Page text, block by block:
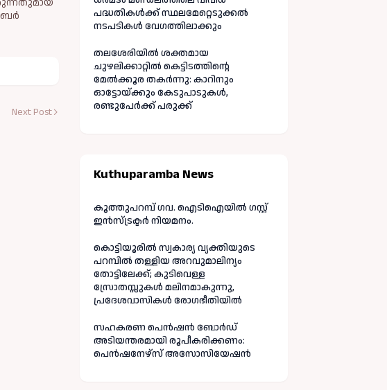
Next Post
പദ്ധതികൾക്ക് സ്ഥലമേറ്റെടുക്കൽ
നടപടികൾ വേഗത്തിലാക്കും
തലശേരിയിൽ ശക്തമായ
ചുഴലിക്കാറ്റിൽ കെട്ടിടത്തിന്റെ
മേൽക്കൂര തകർന്നു: കാറിനും
ഓട്ടോയ്ക്കും കേടുപാടുകൾ,
രണ്ടുപേർക്ക് പരുക്ക്
Kuthuparamba News
കൂത്തുപറമ്പ് ഗവ. ഐടിഐയിൽ ഗസ്റ്റ്
ഇൻസ്ട്രക്ടർ നിയമനം.
കൊട്ടിയൂരിൽ സ്വകാര്യ വ്യക്തിയുടെ
പറമ്പിൽ തള്ളിയ അറവുമാലിന്യം
തോട്ടിലേക്ക്; കുടിവെള്ള
സ്രോതസ്സുകൾ മലിനമാകുന്നു,
പ്രദേശവാസികൾ രോഗഭീതിയിൽ
സഹകരണ പെൻഷൻ ബോർഡ്
അടിയന്തരമായി രൂപീകരിക്കണം:
പെൻഷനേഴ്സ് അസോസിയേഷൻ